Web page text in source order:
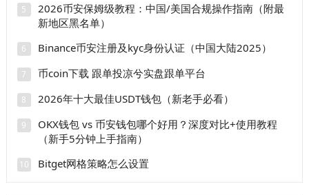
5
2026币安保姆级教程：中国/美国合规操作指南（附最
新地区黑名单）
6 Binance币安注册及kyc身份认证（中国大陆2025）
7 币coin下载 跟单投凉兮实盘跟单平台
8 2026年十大最佳USDT钱包（新老手必看）
9
OKX钱包 vs 币安钱包哪个好用？深度对比+使用教程
（新手5分钟上手指南）
10 Bitget网格策略怎么设置